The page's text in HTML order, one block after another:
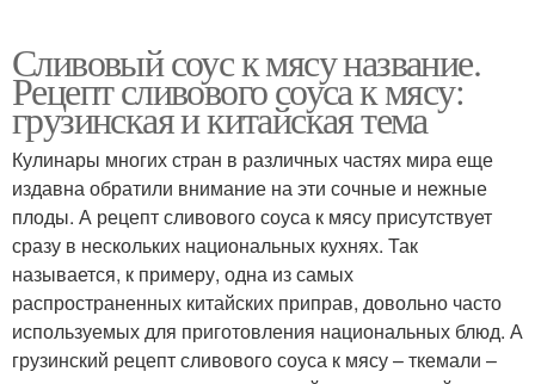
Сливовый соус к мясу название.
Рецепт сливового соуса к мясу:
грузинская и китайская тема
Кулинары многих стран в различных частях мира еще
издавна обратили внимание на эти сочные и нежные
плоды. А рецепт сливового соуса к мясу присутствует
сразу в нескольких национальных кухнях. Так
называется, к примеру, одна из самых
распространенных китайских приправ, довольно часто
используемых для приготовления национальных блюд. А
грузинский рецепт сливового соуса к мясу – ткемали –